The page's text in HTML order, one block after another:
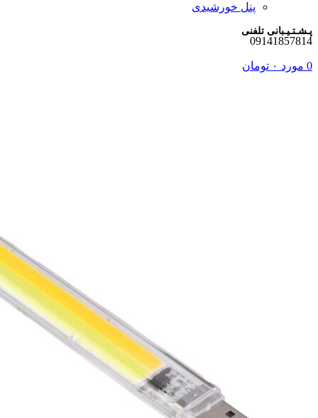
پنل خورشیدی
پـشـتـیـبانی تلفنی
09141857814
0 مورد ۰ تومان